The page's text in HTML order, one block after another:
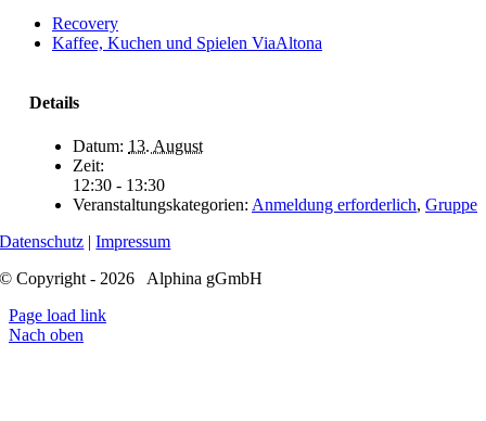
Recovery
Kaffee, Kuchen und Spielen ViaAltona
Details
Datum: 13. August
Zeit:
12:30 - 13:30
Veranstaltungskategorien: Anmeldung erforderlich, Gruppe
Datenschutz |Impressum
© Copyright - 2026 Alphina gGmbH
Page load link
Nach oben